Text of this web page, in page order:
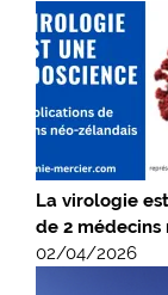
La virologie
de 2 médecins
02/04/2026